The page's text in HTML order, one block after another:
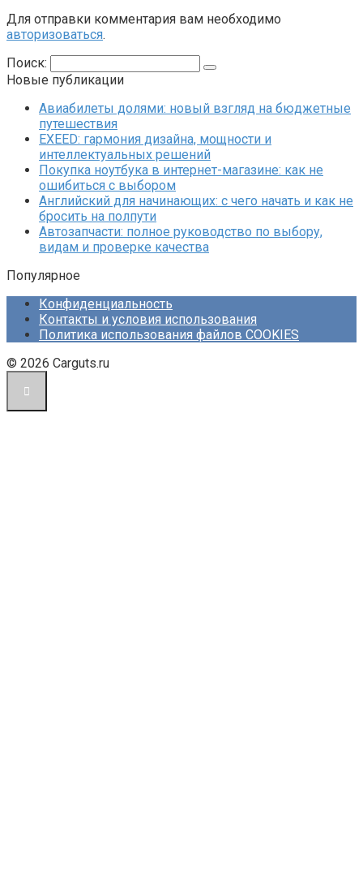
Для отправки комментария вам необходимо
авторизоваться.
Поиск:
Новые публикации
Авиабилеты долями: новый взгляд на бюджетные
путешествия
EXEED: гармония дизайна, мощности и
интеллектуальных решений
Покупка ноутбука в интернет-магазине: как не
ошибиться с выбором
Английский для начинающих: с чего начать и как не
бросить на полпути
Автозапчасти: полное руководство по выбору,
видам и проверке качества
Популярное
Конфиденциальность
Контакты и условия использования
Политика использования файлов COOKIES
© 2026 Carguts.ru